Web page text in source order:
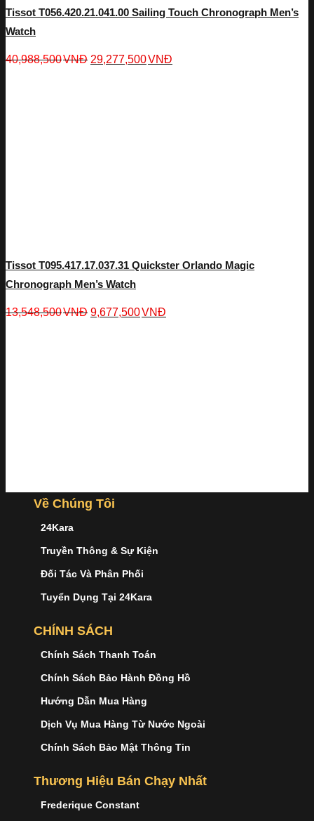
Tissot T056.420.21.041.00 Sailing Touch Chronograph Men’s
Watch
40,988,500VNĐ 29,277,500VNĐ
Tissot T095.417.17.037.31 Quickster Orlando Magic
Chronograph Men’s Watch
13,548,500VNĐ 9,677,500VNĐ
Về Chúng Tôi
24Kara
Truyền Thông & Sự Kiện
Đối Tác Và Phân Phối
Tuyển Dụng Tại 24Kara
CHÍNH SÁCH
Chính Sách Thanh Toán
Chính Sách Bảo Hành Đồng Hồ
Hướng Dẫn Mua Hàng
Dịch Vụ Mua Hàng Từ Nước Ngoài
Chính Sách Bảo Mật Thông Tin
Thương Hiệu Bán Chạy Nhất
Frederique Constant